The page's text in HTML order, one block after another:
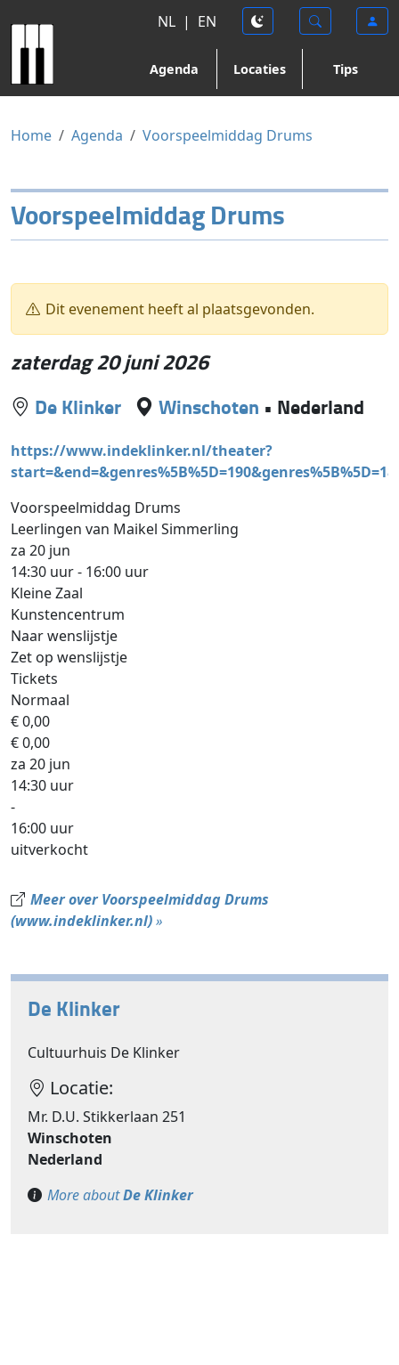
NL | EN
Agenda Locaties Tips
Home Agenda Voorspeelmiddag Drums
Voorspeelmiddag Drums
Dit evenement heeft al plaatsgevonden.
zaterdag 20 juni 2026
De Klinker Winschoten • Nederland
https://www.indeklinker.nl/theater?
Voorspeelmiddag Drums
Leerlingen van Maikel Simmerling
za 20 jun
14:30 uur - 16:00 uur
Kleine Zaal
Kunstencentrum
Naar wenslijstje
Zet op wenslijstje
Tickets
Normaal
€ 0,00
€ 0,00
za 20 jun
14:30 uur
-
16:00 uur
uitverkocht
Meer over Voorspeelmiddag Drums
(www.indeklinker.nl)»
De Klinker
Cultuurhuis De Klinker
Locatie:
Mr. D.U. Stikkerlaan 251
Winschoten
Nederland
More aboutDe Klinker